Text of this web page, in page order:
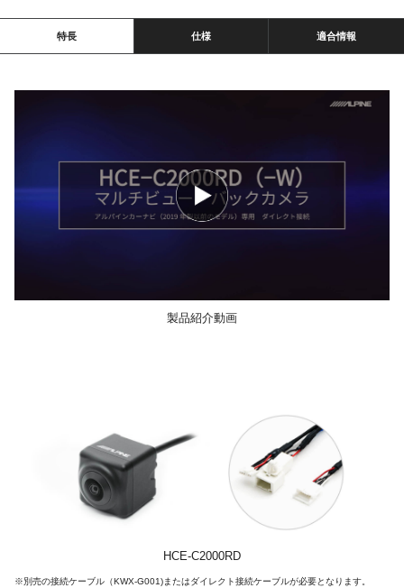
特長 仕様 適合情報
製品紹介動画
HCE-C2000RD
※別売の接続ケーブル（KWX-G001)またはダイレクト接続ケーブルが必要となります。